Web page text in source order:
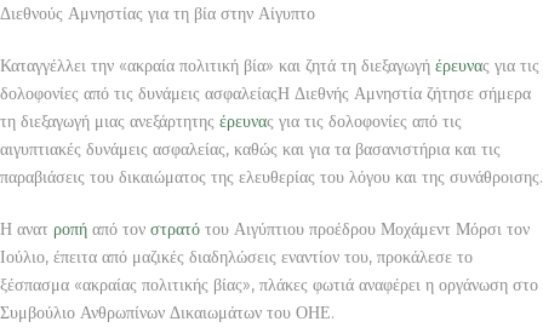
Διεθνούς Αμνηστίας για τη βία στην Αίγυπτο
Καταγγέλλει την «ακραία πολιτική βία» και ζητά τη διεξαγωγή έρευνας για τις
δολοφονίες από τις δυνάμεις ασφαλείαςΗ Διεθνής Αμνηστία ζήτησε σήμερα
τη διεξαγωγή μιας ανεξάρτητης έρευνας για τις δολοφονίες από τις
αιγυπτιακές δυνάμεις ασφαλείας, καθώς και για τα βασανιστήρια και τις
παραβιάσεις του δικαιώματος της ελευθερίας του λόγου και της συνάθροισης.
Η ανατ ροπή από τον στρατό του Αιγύπτιου προέδρου Μοχάμεντ Μόρσι τον
Ιούλιο, έπειτα από μαζικές διαδηλώσεις εναντίον του, προκάλεσε το
ξέσπασμα «ακραίας πολιτικής βίας», πλάκες φωτιά αναφέρει η οργάνωση στο
Συμβούλιο Ανθρωπίνων Δικαιωμάτων του ΟΗΕ.